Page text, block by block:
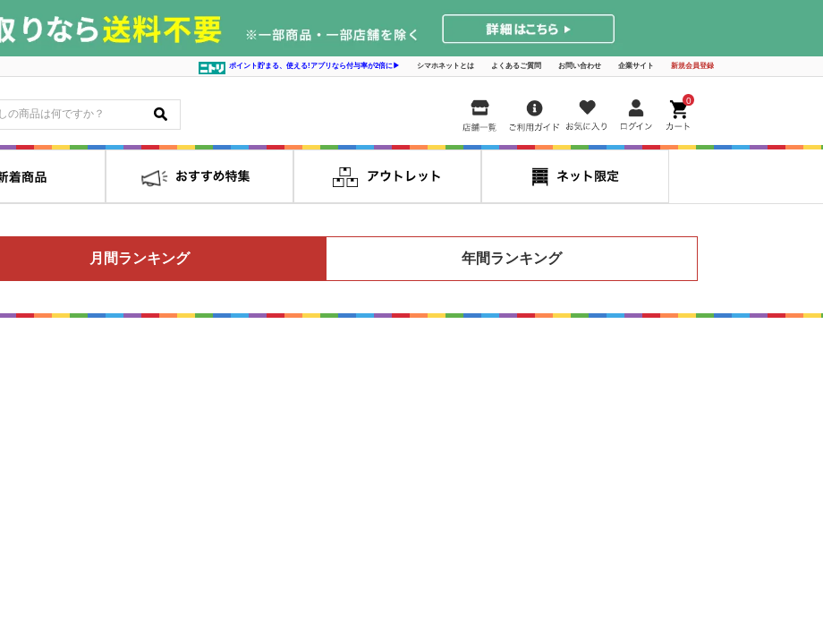
ポイント貯まる、使える!アプリなら付与率が2倍に▶ シマホネットとは よくあるご質問 お問い合わせ 企業サイト 新規会員登録
0
月間ランキング 年間ランキング